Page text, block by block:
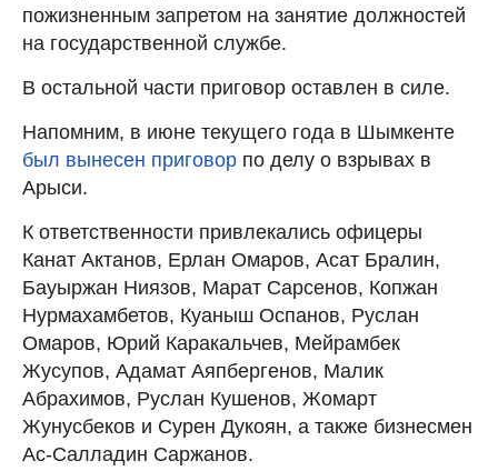
пожизненным запретом на занятие должностей
на государственной службе.
В остальной части приговор оставлен в силе.
Напомним, в июне текущего года в Шымкенте
был вынесен приговор по делу о взрывах в
Арыси.
К ответственности привлекались офицеры
Канат Актанов, Ерлан Омаров, Асат Бралин,
Бауыржан Ниязов, Марат Сарсенов, Копжан
Нурмахамбетов, Куаныш Оспанов, Руслан
Омаров, Юрий Каракальчев, Мейрамбек
Жусупов, Адамат Аяпбергенов, Малик
Абрахимов, Руслан Кушенов, Жомарт
Жунусбеков и Сурен Дукоян, а также бизнесмен
Ас-Салладин Саржанов.